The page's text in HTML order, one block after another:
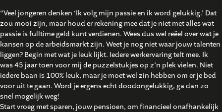
“Veel jongeren denken ‘Ik volg mijn passie en ik word gelukkig.’ Dat
zou mooi zijn, maar houd er rekening mee dat je niet met alles wat
passie is fulltime geld kunt verdienen. Wees dus wel reëel over wat je
kansen op de arbeidsmarkt zijn. Weet je nog niet waar jouw talenten
liggen? Begin met wat je leuk lijkt. Iedere werkervaring telt mee. Ik
was 45 jaar toen voor mij de puzzelstukjes op z’n plek vielen. Niet
iedere baan is 100% leuk, maar je moet wel zin hebben om er je bed
voor uit te gaan. Word je ergens echt doodongelukkig, ga dan zo
snel mogelijk weg!
Start vroeg met sparen, jouw pensioen, om financieel onafhankelijk